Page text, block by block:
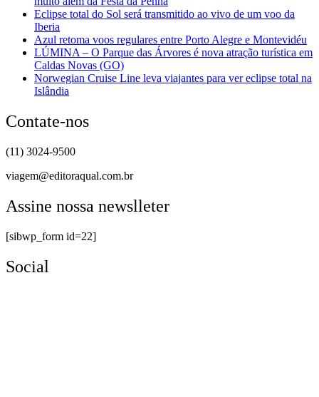
Eclipse total do Sol será transmitido ao vivo de um voo da
Iberia
Azul retoma voos regulares entre Porto Alegre e Montevidéu
LÚMINA – O Parque das Árvores é nova atração turística em
Caldas Novas (GO)
Norwegian Cruise Line leva viajantes para ver eclipse total na
Islândia
Contate-nos
(11) 3024-9500
viagem@editoraqual.com.br
Assine nossa newslleter
[sibwp_form id=22]
Social